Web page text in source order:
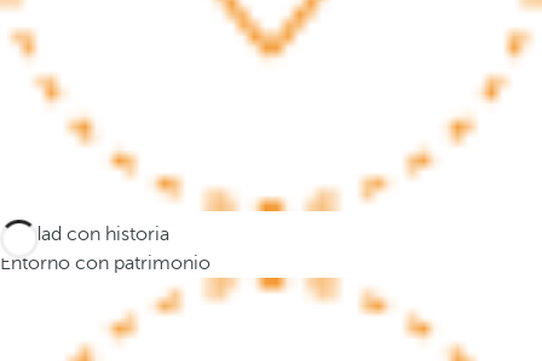
r
g
e
f
Ciudad con historia
Entorno con patrimonio